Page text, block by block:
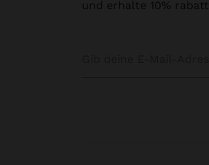
und erhalte 10% rabatt